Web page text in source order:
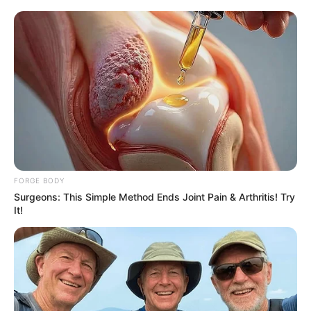
Clothes And Shoes Are The Real Challenges For
This Family!
BRAINBERRIES
10 Tallest Women You Won't Believe Exist
BRAINBERRIES
It's The End Of The Road: The Worst TV Series
FORGE BODY
Surgeons: This Simple Method Ends Joint Pain & Arthritis! Try
It!